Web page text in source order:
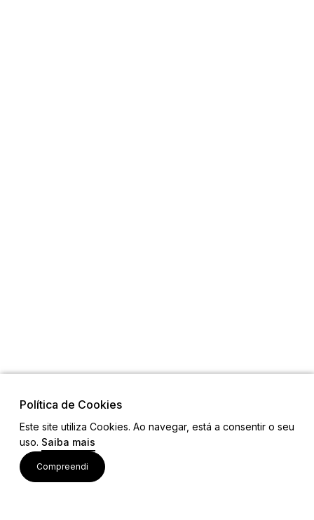
Política de Cookies
Este site utiliza Cookies. Ao navegar, está a consentir o seu
uso. Saiba mais
Compreendi
Links
Ligações Úteis
Contactos